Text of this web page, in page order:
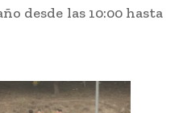
desde las 10:00 hasta